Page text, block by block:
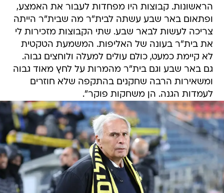
הראשונות. קבוצות היו מפחדות לעבור את האמצע,
ופתאום באר שבע עשתה לבית"ר מה שבית"ר הייתה
צריכה לעשות לבאר שבע. שתי הקבוצות מזכירות לי
את בית"ר בעונה של האליפות. המשמעת הטקטית
לא קיימת כמעט, כולם עולים למעלה ולוחצים גבוה.
גם באר שבע וגם בית"ר מהמרות על לחץ מאוד גבוה
ומשאירות הרבה שחקנים בהתקפה שלא חוזרים
לעמדות הגנה. הן משחקות פוקר".